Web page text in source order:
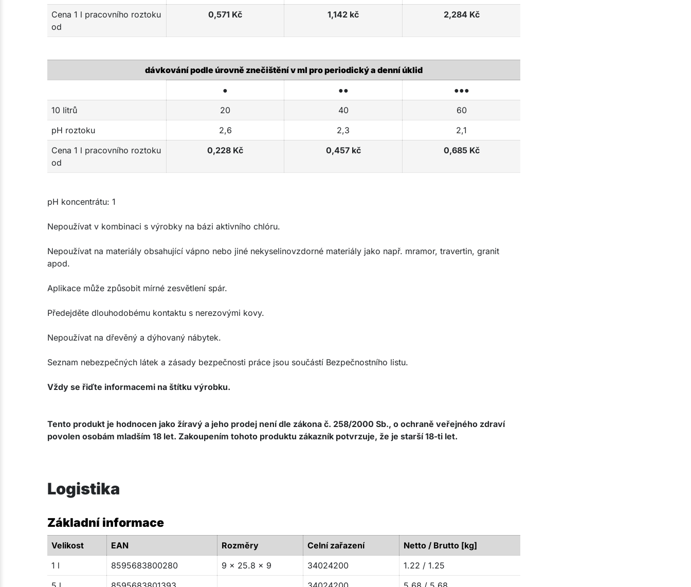
Cena 1 l pracovního roztoku
od
0,571 Kč 1,142 kč 2,284 Kč
dávkování podle úrovně znečištění v ml pro periodický a denní úklid
●
●●
●●●
10 litrů
20 40
60
pH roztoku
2,6 2,3
2,1
Cena 1 l pracovního roztoku
od
0,228 Kč 0,457 kč 0,685 Kč
pH koncentrátu: 1
Nepoužívat v kombinaci s výrobky na bázi aktivního chlóru.
Nepoužívat na materiály obsahující vápno nebo jiné nekyselinovzdorné materiály jako např. mramor, travertin, granit
apod.
Aplikace může způsobit mírné zesvětlení spár.
Předejděte dlouhodobému kontaktu s nerezovými kovy.
Nepoužívat na dřevěný a dýhovaný nábytek.
Seznam nebezpečných látek a zásady bezpečnosti práce jsou součástí Bezpečnostního listu.
Vždy se řiďte informacemi na štítku výrobku.
Tento produkt je hodnocen jako žíravý a jeho prodej není dle zákona č. 258/2000 Sb., o ochraně veřejného zdraví
povolen osobám mladším 18 let. Zakoupením tohoto produktu zákazník potvrzuje, že je starší 18-ti let.
Logistika
Základní informace
Velikost EAN Rozměry Celní zařazení
Netto / Brutto [kg]
1 l
8595683800280 9 x 25.8 x 9 34024200
1.22 / 1.25